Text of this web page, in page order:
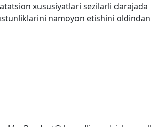
xususiyatlari sezilarli darajada
namoyon etishini oldindan